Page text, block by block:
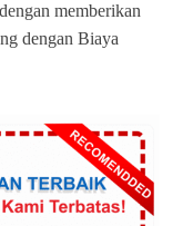
memberikan
dengan Biaya